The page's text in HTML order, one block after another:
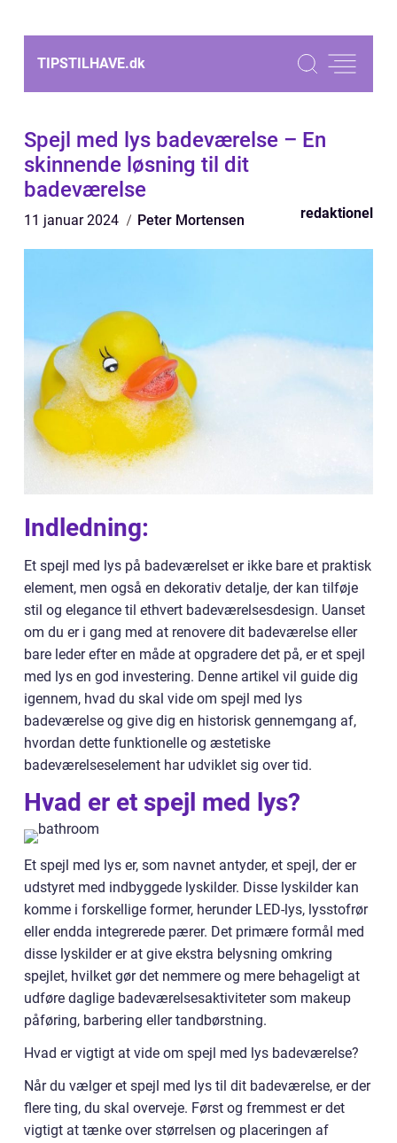
TIPSTILHAVE.dk
Spejl med lys badeværelse – En
skinnende løsning til dit
badeværelse
11 januar 2024 Peter Mortensen redaktionel
Indledning:
Et spejl med lys på badeværelset er ikke bare et praktisk
element, men også en dekorativ detalje, der kan tilføje
stil og elegance til ethvert badeværelsesdesign. Uanset
om du er i gang med at renovere dit badeværelse eller
bare leder efter en måde at opgradere det på, er et spejl
med lys en god investering. Denne artikel vil guide dig
igennem, hvad du skal vide om spejl med lys
badeværelse og give dig en historisk gennemgang af,
hvordan dette funktionelle og æstetiske
badeværelseselement har udviklet sig over tid.
Hvad er et spejl med lys?
Et spejl med lys er, som navnet antyder, et spejl, der er
udstyret med indbyggede lyskilder. Disse lyskilder kan
komme i forskellige former, herunder LED-lys, lysstofrør
eller endda integrerede pærer. Det primære formål med
disse lyskilder er at give ekstra belysning omkring
spejlet, hvilket gør det nemmere og mere behageligt at
udføre daglige badeværelsesaktiviteter som makeup
påføring, barbering eller tandbørstning.
Hvad er vigtigt at vide om spejl med lys badeværelse?
Når du vælger et spejl med lys til dit badeværelse, er der
flere ting, du skal overveje. Først og fremmest er det
vigtigt at tænke over størrelsen og placeringen af